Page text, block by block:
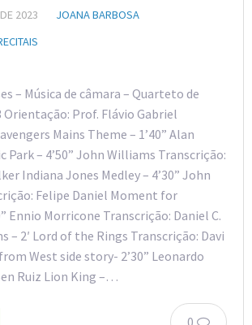
2023
JOANA BARBOSA
– Música de câmara – Quarteto de
Orientação: Prof. Flávio Gabriel
Mains Theme – 1’40” Alan
Park – 4’50” John Williams Transcrição:
Indiana Jones Medley – 4’30” John
Felipe Daniel Moment for
Ennio Morricone Transcrição: Daniel C.
– 2′ Lord of the Rings Transcrição: Davi
West side story- 2’30” Leonardo
Ruiz Lion King –…
0